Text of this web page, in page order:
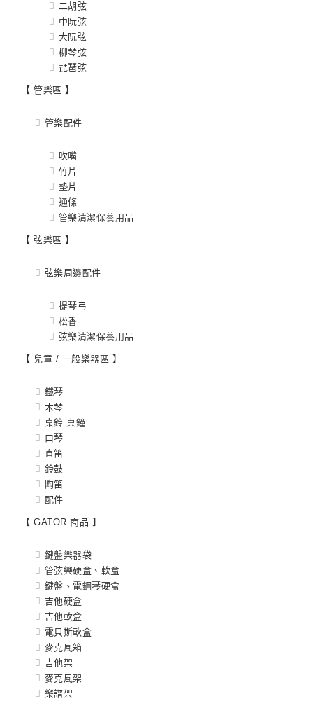
二胡弦
中阮弦
大阮弦
柳琴弦
琵琶弦
【 管樂區 】
管樂配件
吹嘴
竹片
墊片
通條
管樂清潔保養用品
【 弦樂區 】
弦樂周邊配件
提琴弓
松香
弦樂清潔保養用品
【 兒童 / 一般樂器區 】
鐵琴
木琴
桌鈴 桌鐘
口琴
直笛
鈴鼓
陶笛
配件
【 GATOR 商品 】
鍵盤樂器袋
管弦樂硬盒、軟盒
鍵盤、電鋼琴硬盒
吉他硬盒
吉他軟盒
電貝斯軟盒
麥克風箱
吉他架
麥克風架
樂譜架